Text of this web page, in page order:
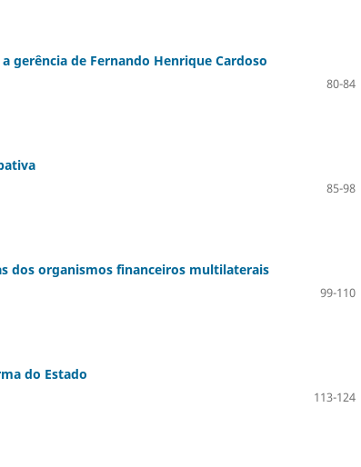
gerência de Fernando Henrique Cardoso
80-84
85-98
dos organismos financeiros multilaterais
99-110
do Estado
113-124